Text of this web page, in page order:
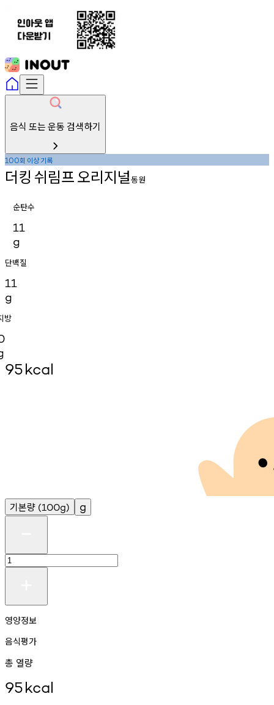
음식 또는 운동 검색하기
100회 이상기록
더킹 쉬림프오리지널동원
순탄수
11
g
단백질
11
g
방
95kcal
기본량 (100g) g
영양정보
음식평가
총 열량
95kcal